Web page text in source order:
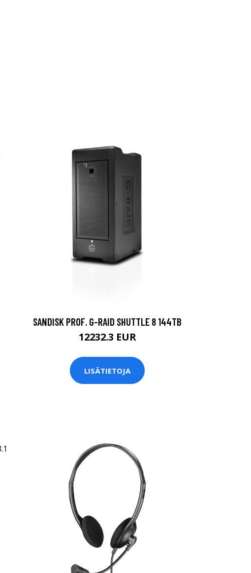
SANDISK PROF. G-RAID SHUTTLE 8 144TB
12232.3 EUR
LISÄTIETOJA